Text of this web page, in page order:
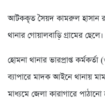
আটককৃত সৈয়দ কামরুল হাসান
থানার গোয়ালবাড়ি গ্রামের ছেলে।
হোমনা থানার ভারপ্রাপ্ত
ব্যাপারে মাদক আইনে থানায়
মাধ্যমে জেলা কারাগারে পাঠানো